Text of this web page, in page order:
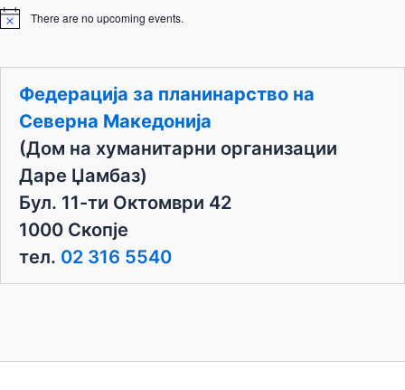
N
i
There are no upcoming events.
Федерација за планинарство на
Северна Македонија
(Дом на хуманитарни организации
Даре Џамбаз)
Бул. 11-ти Октомври 42
1000 Скопје
тел. 02 316 5540